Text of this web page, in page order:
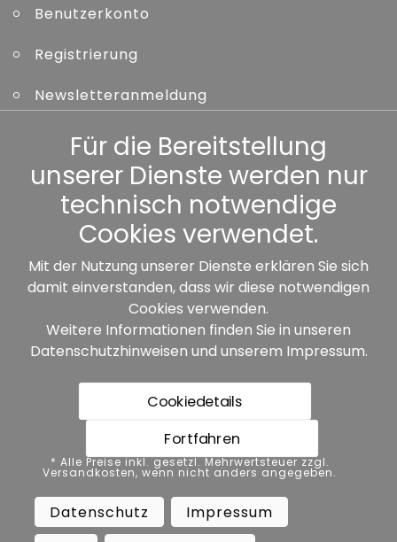
Benutzerkonto
Registrierung
Newsletteranmeldung
Kennwort vergessen
Sonstiges
Unsere Partner:
* Alle Preise inkl. gesetzl. Mehrwertsteuer zzgl.
Versandkosten, wenn nicht anders angegeben.
Datenschutz Impressum
Barrierefreiheit
Vertrag widerrufen
Für die Bereitstellung
unserer Dienste werden nur
technisch notwendige
Cookies verwendet.
Mit der Nutzung unserer Dienste erklären Sie sich
damit einverstanden, dass wir diese notwendigen
Cookies verwenden.
Weitere Informationen finden Sie in unseren
Datenschutzhinweisen und unserem Impressum.
Cookiedetails
Fortfahren
* Alle Preise inkl. gesetzl. Mehrwertsteuer zzgl.
Versandkosten, wenn nicht anders angegeben.
Datenschutz
Impressum